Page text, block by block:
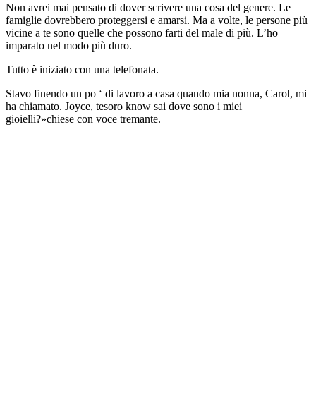
Non avrei mai pensato di dover scrivere una cosa del genere. Le
famiglie dovrebbero proteggersi e amarsi. Ma a volte, le persone più
vicine a te sono quelle che possono farti del male di più. L’ho
imparato nel modo più duro.
Tutto è iniziato con una telefonata.
Stavo finendo un po ‘ di lavoro a casa quando mia nonna, Carol, mi
ha chiamato. Joyce, tesoro know sai dove sono i miei
gioielli?»chiese con voce tremante.